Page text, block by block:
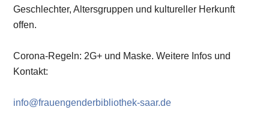
Geschlechter, Altersgruppen und kultureller Herkunft
offen.
Corona-Regeln: 2G+ und Maske. Weitere Infos und
Kontakt:
info@frauengenderbibliothek-saar.de